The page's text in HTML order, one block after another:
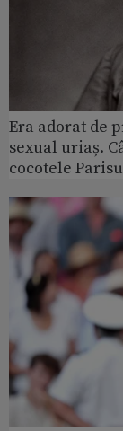
Era adorat de
sexual uriaș.
cocotele